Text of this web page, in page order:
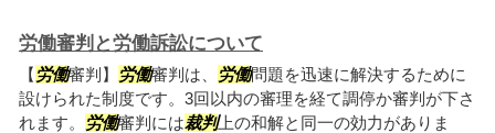
労働審判と労働訴訟について
【 労働審判】 労働審判は、 労働問題を迅速に解決するために
設けられた制度です。3回以内の審理を経て調停か審判が下さ
れます。
労働審判には裁判上の和解と同一の効力がありま